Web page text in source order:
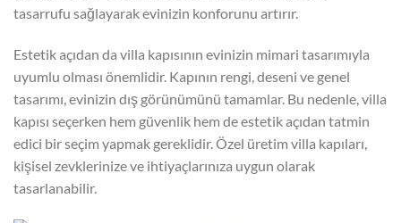
tasarrufu sağlayarak evinizin konforunu artırır.
Estetik açıdan da villa kapısının evinizin mimari tasarımıyla
uyumlu olması önemlidir. Kapının rengi, deseni ve genel
tasarımı, evinizin dış görünümünü tamamlar. Bu nedenle, villa
kapısı seçerken hem güvenlik hem de estetik açıdan tatmin
edici bir seçim yapmak gereklidir. Özel üretim villa kapıları,
kişisel zevklerinize ve ihtiyaçlarınıza uygun olarak
tasarlanabilir.